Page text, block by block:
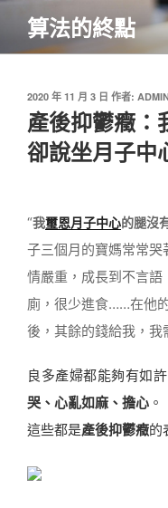
主
算法的終點
發
佈
於
2020 年 11 月 3 日 作者:
產後抑鬱癥：
卻說坐月子中
“我璽恩月子中心的腿沒
子三個月的寶媽常常
情嚴重，成長到不言
廁，很少進食……在他
後，其餘的錢給我，我
良多產婦都能夠有如
哭、心亂如麻、擔心 。
這些都是產後抑鬱癥的